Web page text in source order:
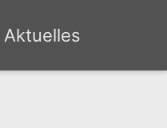
Aktuelles